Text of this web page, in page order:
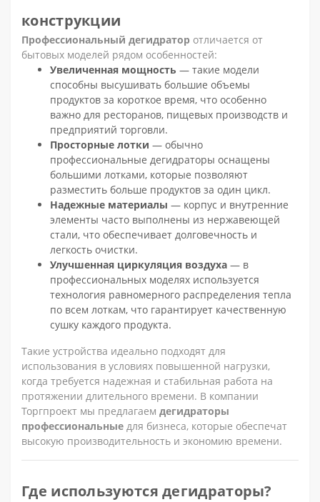
конструкции
Профессиональный дегидратор отличается от
бытовых моделей рядом особенностей:
Увеличенная мощность — такие модели
способны высушивать большие объемы
продуктов за короткое время, что особенно
важно для ресторанов, пищевых производств и
предприятий торговли.
Просторные лотки — обычно
профессиональные дегидраторы оснащены
большими лотками, которые позволяют
разместить больше продуктов за один цикл.
Надежные материалы — корпус и внутренние
элементы часто выполнены из нержавеющей
стали, что обеспечивает долговечность и
легкость очистки.
Улучшенная циркуляция воздуха — в
профессиональных моделях используется
технология равномерного распределения тепла
по всем лоткам, что гарантирует качественную
сушку каждого продукта.
Такие устройства идеально подходят для
использования в условиях повышенной нагрузки,
когда требуется надежная и стабильная работа на
протяжении длительного времени. В компании
Торгпроект мы предлагаем дегидраторы
профессиональные для бизнеса, которые обеспечат
высокую производительность и экономию времени.
Где используются дегидраторы?